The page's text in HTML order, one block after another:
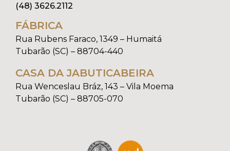
(48) 3626.2112
FÁBRICA
Rua Rubens Faraco, 1349 – Humaitá
Tubarão (SC) – 88704-440
CASA DA JABUTICABEIRA
Rua Wenceslau Bráz, 143 – Vila Moema
Tubarão (SC) – 88705-070